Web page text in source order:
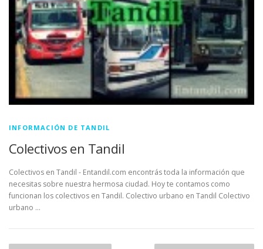
INFORMACIÓN DE TANDIL
Colectivos en Tandil
Colectivos en Tandil - Entandil.com encontrás toda la información que
necesitas sobre nuestra hermosa ciudad. Hoy te contamos como
funcionan los colectivos en Tandil. Colectivo urbano en Tandil Colectivo
urbano …